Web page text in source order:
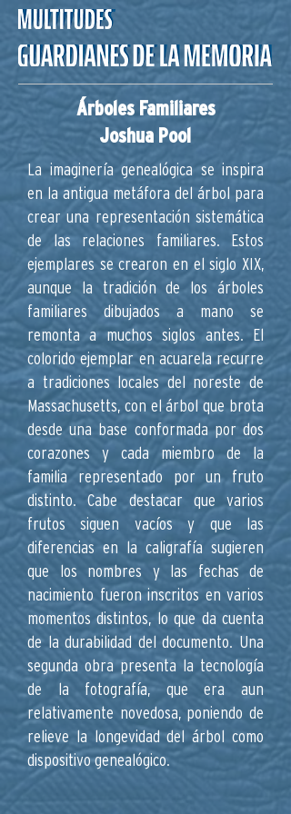
Árboles Familiares
Joshua Pool
La imaginería genealógica se inspira
en la antigua metáfora del árbol para
crear una representación sistemática
de las relaciones familiares. Estos
ejemplares se crearon en el siglo XIX,
aunque la tradición de los árboles
familiares dibujados a mano se
remonta a muchos siglos antes. El
colorido ejemplar en acuarela recurre
a tradiciones locales del noreste de
Massachusetts, con el árbol que brota
desde una base conformada por dos
corazones y cada miembro de la
familia representado por un fruto
distinto. Cabe destacar que varios
frutos siguen vacíos y que las
diferencias en la caligrafía sugieren
que los nombres y las fechas de
nacimiento fueron inscritos en varios
momentos distintos, lo que da cuenta
de la durabilidad del documento. Una
segunda obra presenta la tecnología
de la fotografía, que era aun
relativamente novedosa, poniendo de
relieve la longevidad del árbol como
dispositivo genealógico.